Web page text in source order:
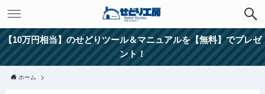
【10万円相当】のせどりツール＆マニュアルを【無料】でプレゼ
ント！
ホーム